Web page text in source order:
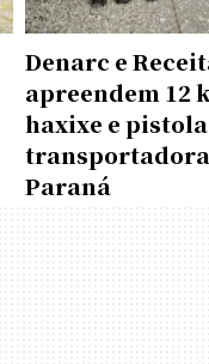
Denarc e
apreendem 12
haxixe e
transportadora
Paraná